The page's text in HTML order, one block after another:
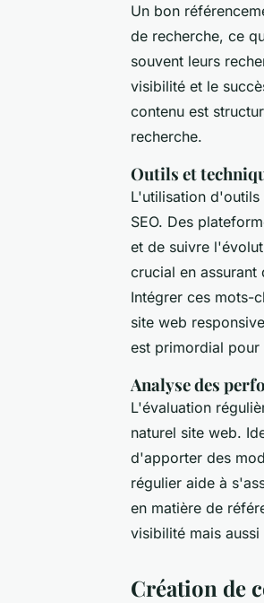
Un bon
de recherche, ce
souvent leurs
visibilité et le
contenu est
recherche.
Outils et
L'utilisation
SEO. Des
et de suivre
crucial en assurant
Intégrer ces mots-
site web
est primordial pour
Analyse des
L'évaluation
naturel site web.
d'apporter des
régulier aide à
en matière de
visibilité mais aussi
Création de